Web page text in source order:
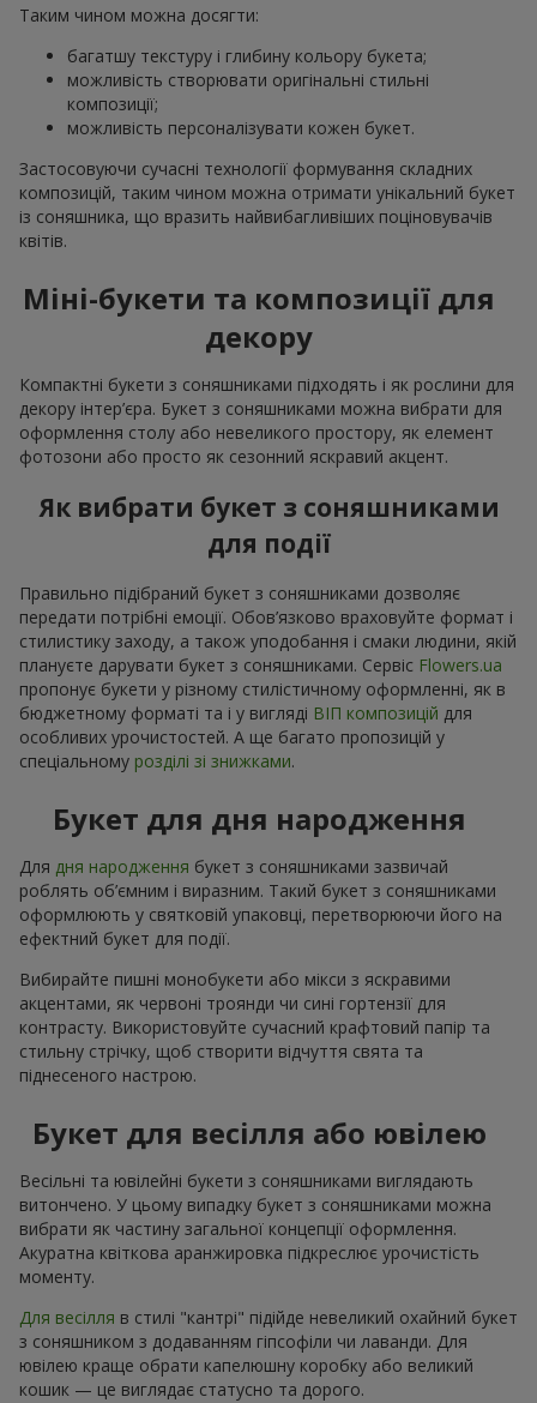
Таким чином можна досягти:
багатшу текстуру і глибину кольору букета;
можливість створювати оригінальні стильні
композиції;
можливість персоналізувати кожен букет.
Застосовуючи сучасні технології формування складних
композицій, таким чином можна отримати унікальний букет
із соняшника, що вразить найвибагливіших поціновувачів
квітів.
Міні-букети та композиції для
декору
Компактні букети з соняшниками підходять і як рослини для
декору інтер’єра. Букет з соняшниками можна вибрати для
оформлення столу або невеликого простору, як елемент
фотозони або просто як сезонний яскравий акцент.
Як вибрати букет з соняшниками
для події
Правильно підібраний букет з соняшниками дозволяє
передати потрібні емоції. Обов’язково враховуйте формат і
стилистику заходу, а також уподобання і смаки людини, якій
плануєте дарувати букет з соняшниками. Сервіс Flowers.ua
пропонує букети у різному стилістичному оформленні, як в
бюджетному форматі та і у вигляді ВІП композицій для
особливих урочистостей. А ще багато пропозицій у
спеціальному розділі зі знижками.
Букет для дня народження
Для дня народження букет з соняшниками зазвичай
роблять об’ємним і виразним. Такий букет з соняшниками
оформлюють у святковій упаковці, перетворюючи його на
ефектний букет для події.
Вибирайте пишні монобукети або мікси з яскравими
акцентами, як червоні троянди чи сині гортензії для
контрасту. Використовуйте сучасний крафтовий папір та
стильну стрічку, щоб створити відчуття свята та
піднесеного настрою.
Букет для весілля або ювілею
Весільні та ювілейні букети з соняшниками виглядають
витончено. У цьому випадку букет з соняшниками можна
вибрати як частину загальної концепції оформлення.
Акуратна квіткова аранжировка підкреслює урочистість
моменту.
Для весілля в стилі "кантрі" підійде невеликий охайний букет
з соняшником з додаванням гіпсофіли чи лаванди. Для
ювілею краще обрати капелюшну коробку або великий
кошик — це виглядає статусно та дорого.